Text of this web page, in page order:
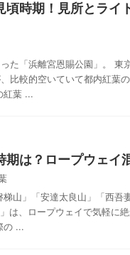
頃時期！見所とライ
た「浜離宮恩賜公園」。 東
比較的空いていて都内紅葉
紅葉 ...
は？ロープウェイ
山」「安達太良山」「西吾
は、ロープウェイで気軽に
の ...